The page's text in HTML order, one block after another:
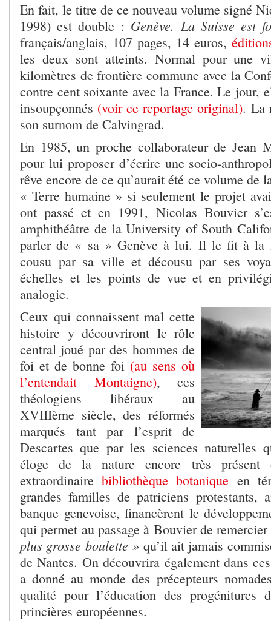
En fait, le titre de ce nouveau volume signé
1998) est double : Genève. La Suisse est
français/anglais, 107 pages, 14 euros,
les deux sont atteints. Normal pour une
kilomètres de frontière commune avec la
contre cent soixante avec la France. Le jour,
insoupçonnés (voir ce reportage original). La
son surnom de Calvingrad.
En 1985, un proche collaborateur de Jean
pour lui proposer d’écrire une socio-
rêve encore de ce qu’aurait été ce volume de
« Terre humaine » si seulement le projet
ont passé et en 1991, Nicolas Bouvier
amphithéâtre de la University of South
parler de « sa » Genève à lui. Il le fit à la
cousu par sa ville et décousu par ses
échelles et les points de vue et en
analogie.
Ceux qui connaissent mal cette
histoire y découvriront le rôle
central joué par des hommes de
foi et de bonne foi (au sens où
l’entendait Montaigne), ces
théologiens libéraux au
XVIIIème siècle, des réformés
marqués tant par l’esprit de
Descartes que par les sciences naturelles
éloge de la nature encore très
extraordinairebibliothèque botanique en
grandes familles de patriciens protestants,
banque genevoise, financèrent le
qui permet au passage à Bouvier de
plus grosse boulette » qu’il ait jamais
de Nantes. On découvrira également dans
a donné au monde des précepteurs
qualité pour l’éducation des progénitures
princières européennes.